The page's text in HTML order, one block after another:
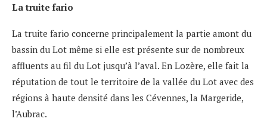
La truite fario
La truite fario concerne principalement la partie amont du
bassin du Lot même si elle est présente sur de nombreux
affluents au fil du Lot jusqu’à l’aval. En Lozère, elle fait la
réputation de tout le territoire de la vallée du Lot avec des
régions à haute densité dans les Cévennes, la Margeride,
l’Aubrac.